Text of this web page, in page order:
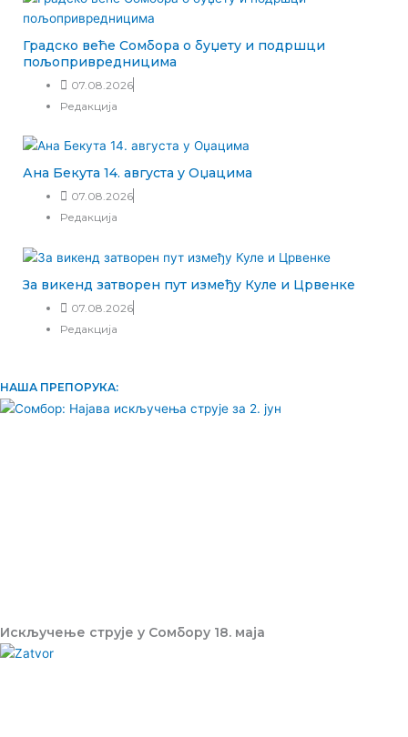
Градско веће Сомбора о буџету и подршци
пољопривредницима
07.08.2026
Редакција
Ана Бекута 14. августа у Оџацима
07.08.2026
Редакција
За викенд затворен пут између Куле и Црвенке
07.08.2026
Редакција
НАША ПРЕПОРУКА:
Искључење струје у Сомбору 18. маја